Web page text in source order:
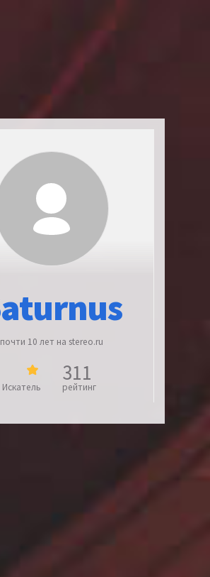
почти 10 лет на stereo.ru
Искатель
311
рейтинг